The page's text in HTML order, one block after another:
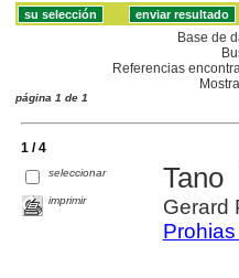
Base de
Referencias
página 1 de 1
1 / 4
seleccionar
imprimir
Gerard